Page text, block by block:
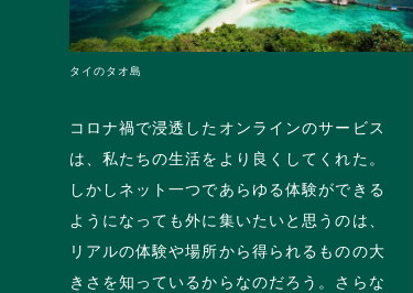
タイのタオ島
コロナ禍で浸透したオンラインのサービス
は、私たちの生活をより良くしてくれた。
しかしネット一つであらゆる体験ができる
ようになっても外に集いたいと思うのは、
リアルの体験や場所から得られるものの大
きさを知っているからなのだろう。さらな